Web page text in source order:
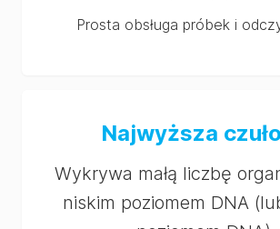
Prosta obsługa próbek i
Najwyższa
Wykrywa małą liczbę
niskim poziomem DNA